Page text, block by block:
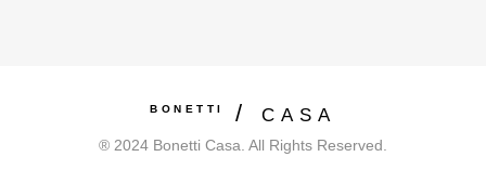
BONETTI CASA
® 2024 Bonetti Casa. All Rights Reserved.